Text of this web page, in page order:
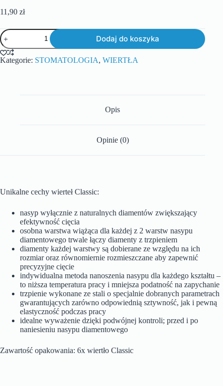
11,90 zł
Dodaj do koszyka
Kategorie: STOMATOLOGIA, WIERTŁA
Opis
Opinie (0)
Unikalne cechy wierteł Classic:
nasyp wyłącznie z naturalnych diamentów zwiększający
efektywność cięcia
osobna warstwa wiążąca dla każdej z 2 warstw nasypu
diamentowego trwale łączy diamenty z trzpieniem
diamenty każdej warstwy są dobierane ze względu na ich
rozmiar oraz równomiernie rozmieszczane aby zapewnić
precyzyjne cięcie
indywidualna metoda nanoszenia nasypu dla każdego kształtu –
to niższa temperatura pracy i mniejsza podatność na zapychanie
trzpienie wykonane ze stali o specjalnie dobranych parametrach
gwarantujących zarówno odpowiednią sztywność, jak i pewną
elastyczność podczas pracy
idealne wyważenie dzięki podwójnej kontroli; przed i po
naniesieniu nasypu diamentowego
Zawartość opakowania: 6x wiertło Classic